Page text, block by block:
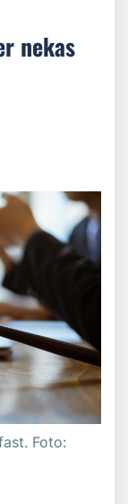
nekas
Foto: